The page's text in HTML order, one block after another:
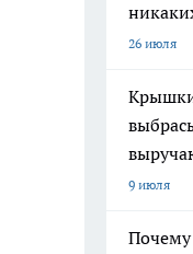
26 июля
9 июля
Почему